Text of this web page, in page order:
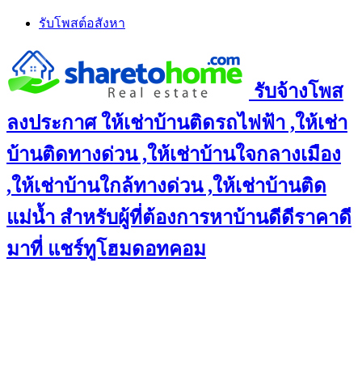
Skip
content
รับโพสต์อสังหา
รับจ้างโพส
ลงประกาศ ให้เช่าบ้านติดรถไฟฟ้า ,ให้เช่า
บ้านติดทางด่วน ,ให้เช่าบ้านใจกลางเมือง
,ให้เช่าบ้านใกล้ทางด่วน ,ให้เช่าบ้านติด
แม่น้ำ สำหรับผู้ที่ต้องการหาบ้านดีดีราคาดี
มาที่ แชร์ทูโฮมดอทคอม